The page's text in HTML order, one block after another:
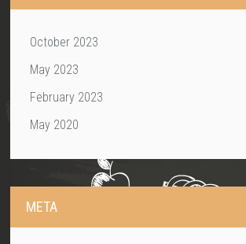
October 2023
May 2023
February 2023
May 2020
META